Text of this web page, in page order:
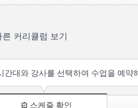
른 커리큘럼 보기
스케줄 확인
간대와 강사를 선택하여 수업을 예약